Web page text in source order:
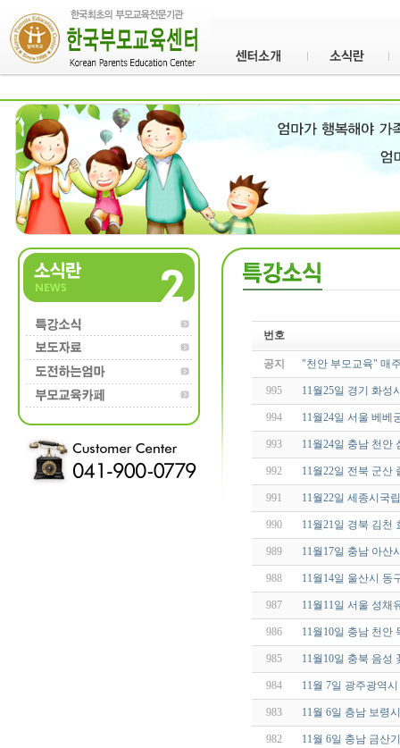
번호
공지 "천안 부모교육" 매
995 11월25일 경기 화성
994 11월24일 서울 베베
993 11월24일 충남 천안
992 11월22일 전북 군산
991 11월22일 세종시국
990 11월21일 경북 김천
989 11월17일 충남 아산
988 11월14일 울산시 동
987 11월11일 서울 성채
986 11월10일 충남 천안
985 11월10일 충북 음성
984 11월 7일 광주광역
983 11월 6일 층남 보령
982 11월 6일 충남 금산